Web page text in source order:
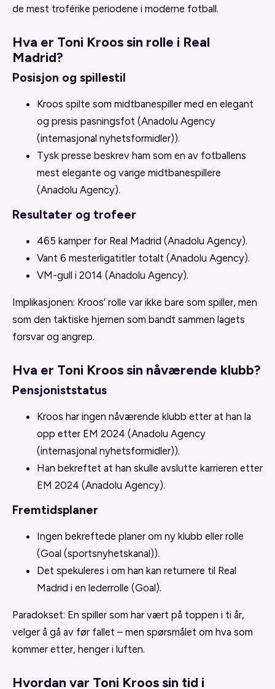
de mest troférike periodene i moderne fotball.
Hva er Toni Kroos sin rolle i Real
Madrid?
Posisjon og spillestil
Kroos spilte som midtbanespiller med en elegant
og presis pasningsfot (Anadolu Agency
(internasjonal nyhetsformidler)).
Tysk presse beskrev ham som en av fotballens
mest elegante og varige midtbanespillere
(Anadolu Agency).
Resultater og trofeer
465 kamper for Real Madrid (Anadolu Agency).
Vant 6 mesterligatitler totalt (Anadolu Agency).
VM-gull i 2014 (Anadolu Agency).
Implikasjonen: Kroos’ rolle var ikke bare som spiller, men
som den taktiske hjernen som bandt sammen lagets
forsvar og angrep.
Hva er Toni Kroos sin nåværende klubb?
Pensjoniststatus
Kroos har ingen nåværende klubb etter at han la
opp etter EM 2024 (Anadolu Agency
(internasjonal nyhetsformidler)).
Han bekreftet at han skulle avslutte karrieren etter
EM 2024 (Anadolu Agency).
Fremtidsplaner
Ingen bekreftede planer om ny klubb eller rolle
(Goal (sportsnyhetskanal)).
Det spekuleres i om han kan returnere til Real
Madrid i en lederrolle (Goal).
Paradokset: En spiller som har vært på toppen i ti år,
velger å gå av før fallet – men spørsmålet om hva som
kommer etter, henger i luften.
Hvordan var Toni Kroos sin tid i